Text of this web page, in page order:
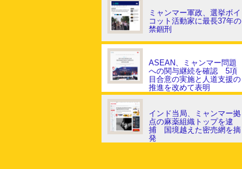
ミャンマー軍政、選挙ボイ
コット活動家に最長37年の
禁錮刑
ASEAN、ミャンマー問題
への関与継続を確認 5項
目合意の実施と人道支援の
推進を改めて表明
インド当局、ミャンマー拠
点の麻薬組織トップを逮
捕 国境越えた密売網を摘
発